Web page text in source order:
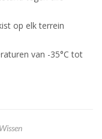
op elk terrein
van -35°C tot
Wissen